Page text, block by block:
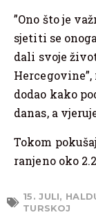
”Ono što je
sjetiti se
dali svoje
Hercegovine”,
dodao kako
danas, a
Tokom
ranjeno oko
15. JULI,
TURSKOJ